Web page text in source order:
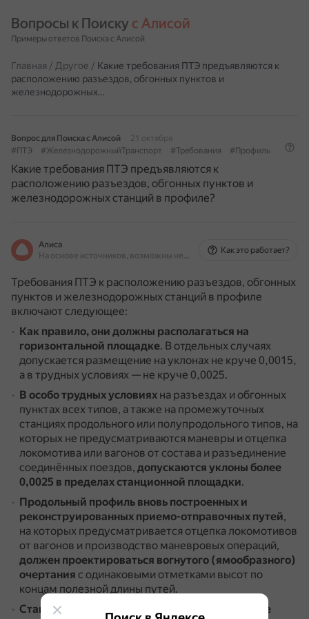
Вопросы к Поиску с Алисой
Примеры ответов Поиска с Алисой
Главная / Другое / Какие требования ПТЭ предъявляются к
расположению разъездов, обгонных пунктов и
железнодорожных…
Вопрос для Поиска с Алисой
21 октября
#ПТЭ
#ЖелезнодорожныйТранспорт #Требования #Профиль
Какие требования ПТЭ предъявляются к
расположению разъездов, обгонных пунктов и
железнодорожных станций в профиле?
Алиса
На основе источников, возможны неточности
Как это работает?
Требования ПТЭ к расположению разъездов, обгонных
пунктов и железнодорожных станций в профиле
включают следующее:
Как правило, они должны располагаться на
горизонтальной площадке. В отдельных случаях
допускается размещение на уклонах не круче 0,0015,
а в трудных условиях — не круче 0,0025.
В особо трудных условиях на разъездах и обгонных
пунктах всех типов, а также на промежуточных
станциях продольного или полупродольного типов, на
которых не предусматриваются маневры и отцепка
локомотива или вагонов от состава и разъединение
соединённых поездов, допускаются уклоны более
0,0025 в пределах станционной площадки.
Продольный профиль вновь построенных и
реконструированных приемо-отправочных путей,
на которых предусматривается отцепка локомотивов
от вагонов и производство маневровых операций,
должен проектироваться вогнутого (ямообразного)
очертания с одинаковыми отметками высот по
концам полезной длины путей.
Станции, разъезды и обгонные пункты, а также